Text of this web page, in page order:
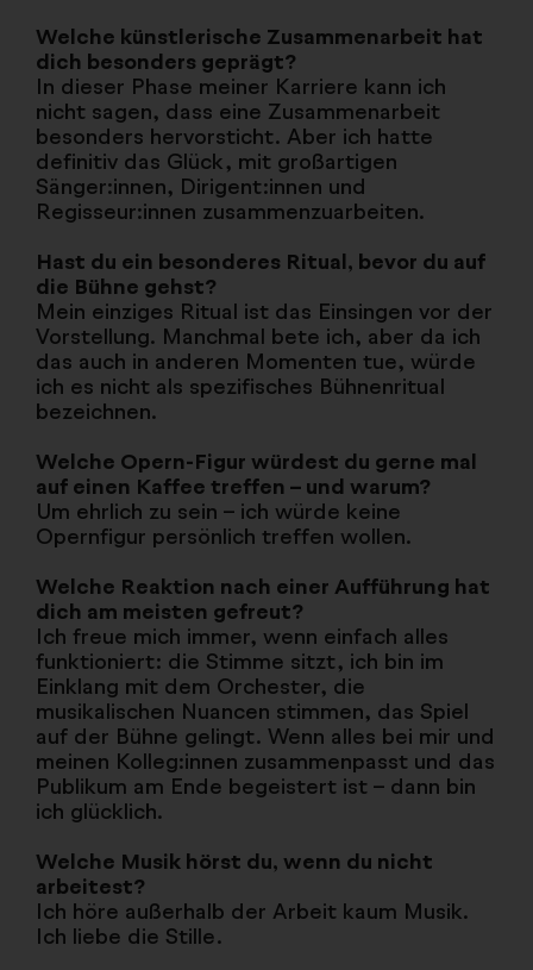
Welche künstlerische Zusammenarbeit hat
dich besonders geprägt?
In dieser Phase meiner Karriere kann ich
nicht sagen, dass eine Zusammenarbeit
besonders hervorsticht. Aber ich hatte
definitiv das Glück, mit großartigen
Sänger:innen, Dirigent:innen und
Regisseur:innen zusammenzuarbeiten.
Hast du ein besonderes Ritual, bevor du auf
die Bühne gehst?
Mein einziges Ritual ist das Einsingen vor der
Vorstellung. Manchmal bete ich, aber da ich
das auch in anderen Momenten tue, würde
ich es nicht als spezifisches Bühnenritual
bezeichnen.
Welche Opern-Figur würdest du gerne mal
auf einen Kaffee treffen – und warum?
Um ehrlich zu sein – ich würde keine
Opernfigur persönlich treffen wollen.
Welche Reaktion nach einer Aufführung hat
dich am meisten gefreut?
Ich freue mich immer, wenn einfach alles
funktioniert: die Stimme sitzt, ich bin im
Einklang mit dem Orchester, die
musikalischen Nuancen stimmen, das Spiel
auf der Bühne gelingt. Wenn alles bei mir und
meinen Kolleg:innen zusammenpasst und das
Publikum am Ende begeistert ist – dann bin
ich glücklich.
Welche Musik hörst du, wenn du nicht
arbeitest?
Ich höre außerhalb der Arbeit kaum Musik.
Ich liebe die Stille.